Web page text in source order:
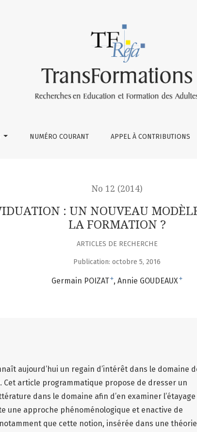
NUMÉRO COURANT APPEL À CONTRIBUTIONS
No 12 (2014)
: UN NOUVEAU
LA FORMATION ?
ARTICLES DE RECHERCHE
Publication: octobre 5, 2016
Germain POIZAT+ Annie GOUDEAUX+
aujourd’hui un regain d’intérêt dans le domaine
Cet article programmatique propose de dresser un
dans le domaine afin d’en examiner l’étayage
une approche phénoménologique et enactive de
que cette notion, insérée dans une théorie